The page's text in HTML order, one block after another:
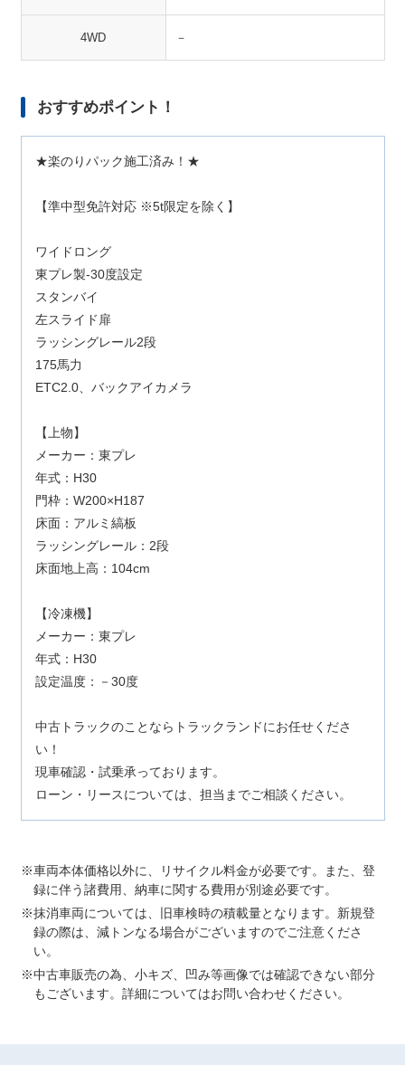
4WD －
おすすめポイント！
★楽のりパック施工済み！★
【準中型免許対応 ※5t限定を除く】
ワイドロング
東プレ製-30度設定
スタンバイ
左スライド扉
ラッシングレール2段
175馬力
ETC2.0、バックアイカメラ
【上物】
メーカー：東プレ
年式：H30
門枠：W200×H187
床面：アルミ縞板
ラッシングレール：2段
床面地上高：104cm
【冷凍機】
メーカー：東プレ
年式：H30
設定温度：－30度
中古トラックのことならトラックランドにお任せくださ
い！
現車確認・試乗承っております。
ローン・リースについては、担当までご相談ください。
車両本体価格以外に、リサイクル料金が必要です。また、登
録に伴う諸費用、納車に関する費用が別途必要です。
抹消車両については、旧車検時の積載量となります。新規登
録の際は、減トンなる場合がございますのでご注意くださ
い。
中古車販売の為、小キズ、凹み等画像では確認できない部分
もございます。詳細についてはお問い合わせください。